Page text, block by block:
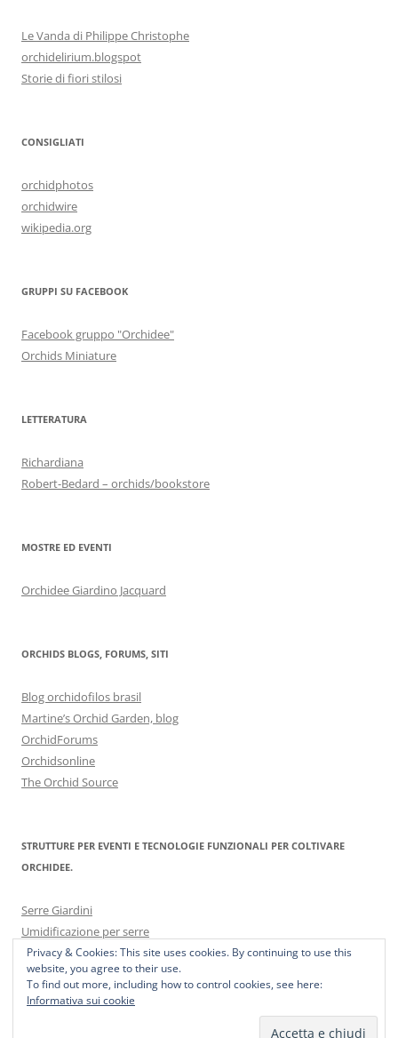
Le Vanda di Philippe Christophe
orchidelirium.blogspot
Storie di fiori stilosi
CONSIGLIATI
orchidphotos
orchidwire
wikipedia.org
GRUPPI SU FACEBOOK
Facebook gruppo "Orchidee"
Orchids Miniature
LETTERATURA
Richardiana
Robert-Bedard – orchids/bookstore
MOSTRE ED EVENTI
Orchidee Giardino Jacquard
ORCHIDS BLOGS, FORUMS, SITI
Blog orchidofilos brasil
Martine’s Orchid Garden, blog
OrchidForums
Orchidsonline
The Orchid Source
STRUTTURE PER EVENTI E TECNOLOGIE FUNZIONALI PER COLTIVARE
ORCHIDEE.
Serre Giardini
Umidificazione per serre
Privacy & Cookies: This site uses cookies. By continuing to use this
website, you agree to their use.
To find out more, including how to control cookies, see here:
Informativa sui cookie